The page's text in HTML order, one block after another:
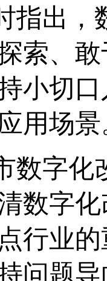
指出
索、
小切
用场景
数字化
数字
行业
问题